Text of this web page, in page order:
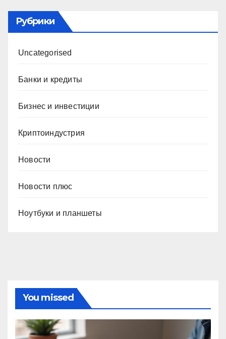
Рубрики
Uncategorised
Банки и кредиты
Бизнес и инвестиции
Криптоиндустрия
Новости
Новости плюс
Ноутбуки и планшеты
You missed